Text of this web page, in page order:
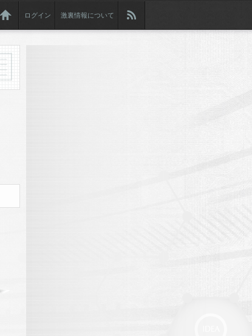
ログイン 激裏情報について